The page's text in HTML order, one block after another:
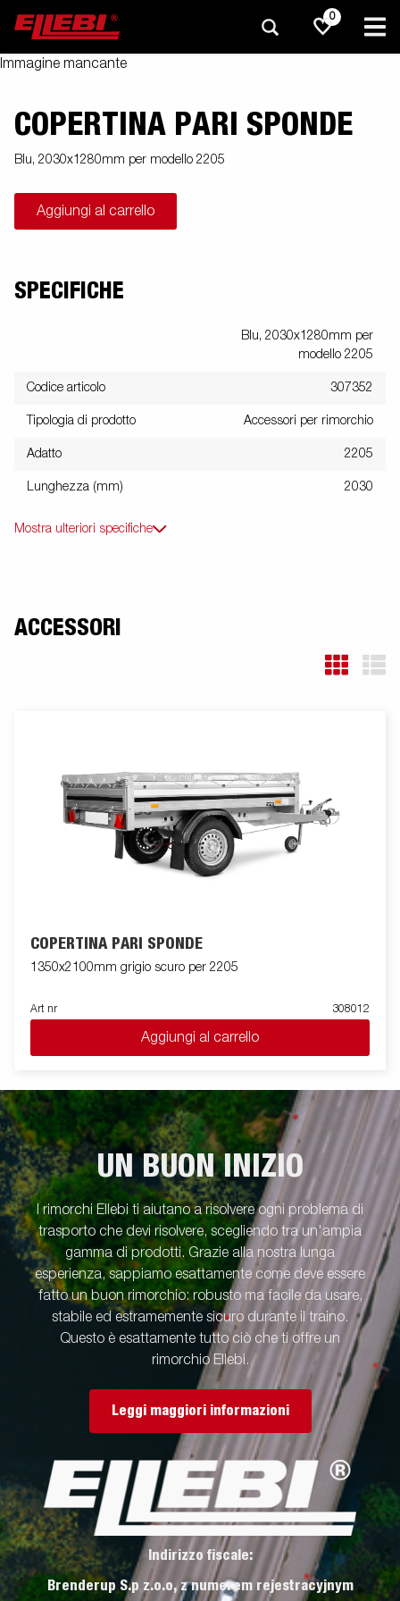
0
Immagine mancante
COPERTINA PARI SPONDE
Blu, 2030x1280mm per modello 2205
Aggiungi al carrello
SPECIFICHE
Blu, 2030x1280mm per
modello 2205
Codice articolo 307352
Tipologia di prodotto Accessori per rimorchio
Adatto 2205
Lunghezza (mm) 2030
Mostra ulteriori specifiche
ACCESSORI
COPERTINA PARI SPONDE
1350x2100mm grigio scuro per 2205
Art nr 308012
Aggiungi al carrello
UN BUON INIZIO
I rimorchi Ellebi ti aiutano a risolvere ogni problema di
trasporto che devi risolvere, scegliendo tra un'ampia
gamma di prodotti. Grazie alla nostra lunga
esperienza, sappiamo esattamente come deve essere
fatto un buon rimorchio: robusto ma facile da usare,
stabile ed estramemente sicuro durante il traino.
Questo è esattamente tutto ciò che ti offre un
rimorchio Ellebi.
Leggi maggiori informazioni
Indirizzo fiscale:
Brenderup S.p z.o.o, z numerem rejestracyjnym